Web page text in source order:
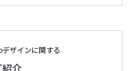
ザインに関する